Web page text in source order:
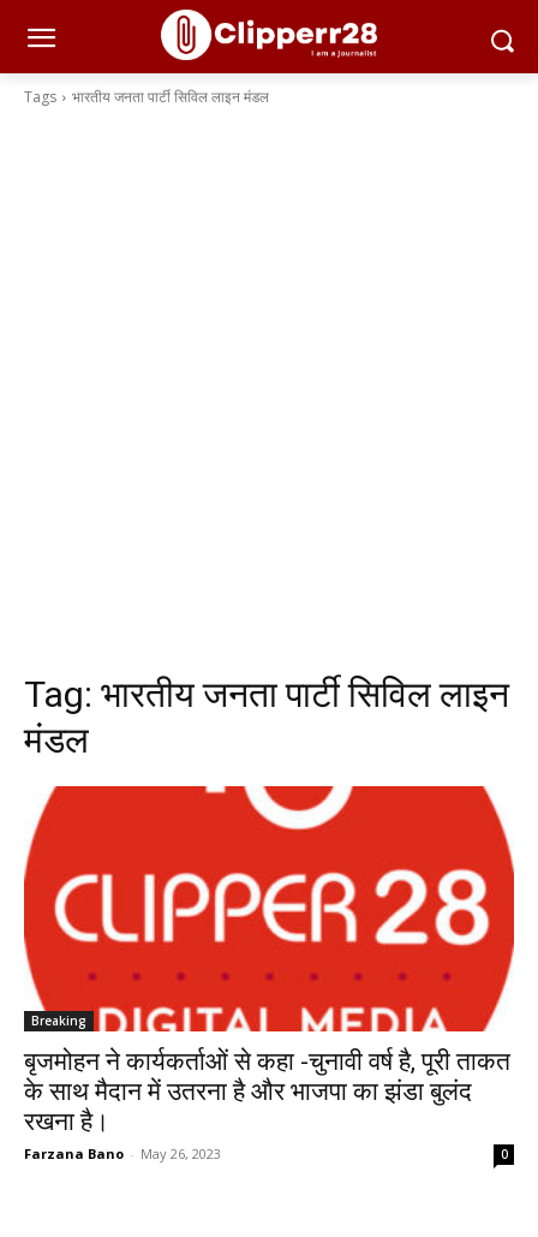
Tags भारतीय जनता पार्टी सिविल लाइन मंडल
Tag: भारतीय जनता पार्टी सिविल लाइन
मंडल
Breaking
बृजमोहन ने कार्यकर्ताओं से कहा -चुनावी वर्ष है, पूरी ताकत
के साथ मैदान में उतरना है और भाजपा का झंडा बुलंद
रखना है।
Farzana Bano - May 26, 2023 0